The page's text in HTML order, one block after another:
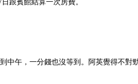
跟賓館結算一次房費。
中午，一分錢也沒等到。阿英覺得不對